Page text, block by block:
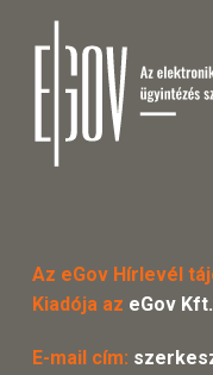
Az eGov Hírlevél
Kiadója az eGov Kft.
E-mail cím: